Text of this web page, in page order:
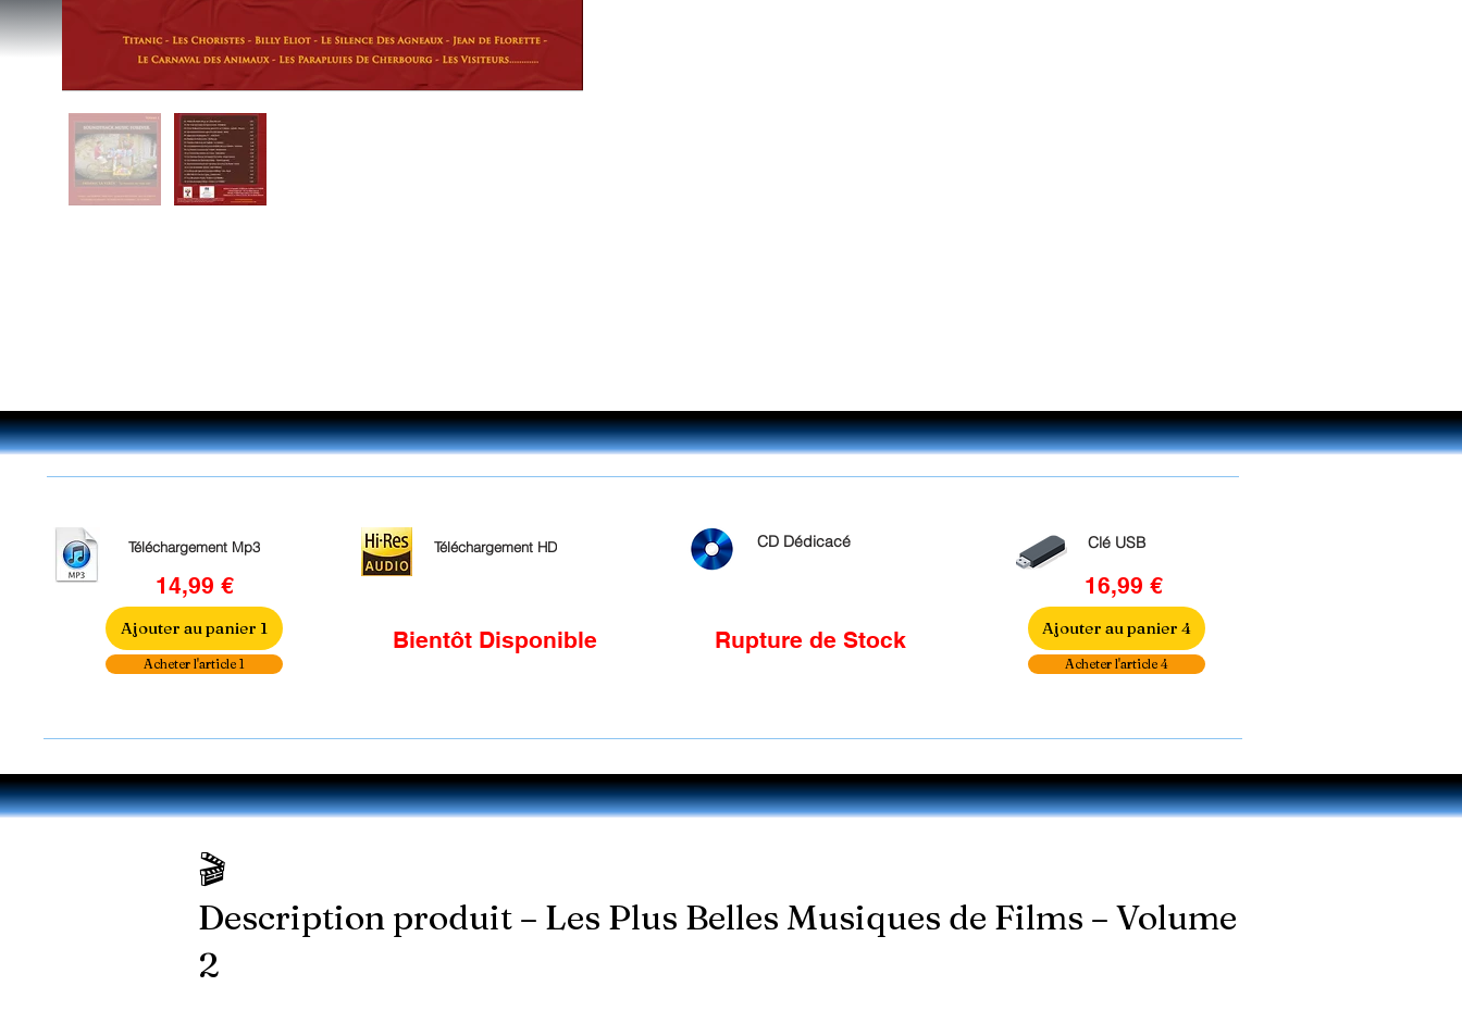
Téléchargement Mp3
14,99 €
Ajouter au panier 1
Acheter l'article 1
Téléchargement HD
Bientôt Disponible
CD Dédicacé
Rupture de Stock
Clé USB
16,99 €
Ajouter au panier 4
Acheter l'article 4
🎬
Description produit – Les Plus Belles Musiques de Films – Volume
2